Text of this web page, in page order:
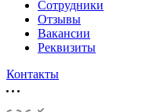
Сотрудники
Отзывы
Вакансии
Реквизиты
Контакты